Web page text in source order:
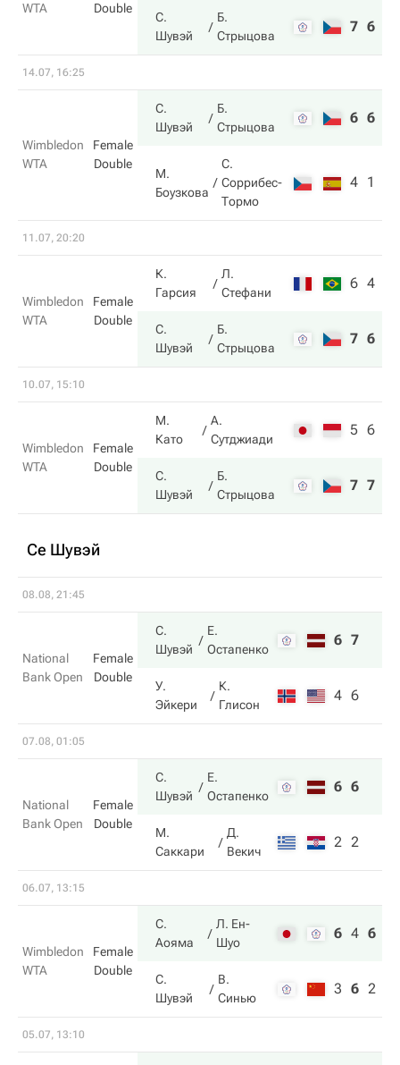
WTA
Double
С.
Шувэй
Б.
Стрыцова
7 6
14.07, 16:25
Wimbledon
WTA
Female
Double
С.
Шувэй
Б.
Стрыцова
6 6
М.
Боузкова
С.
Соррибес-
Тормо
4 1
11.07, 20:20
Wimbledon
WTA
Female
Double
К.
Гарсия
Л.
Стефани
6 4
С.
Шувэй
Б.
Стрыцова
7 6
10.07, 15:10
Wimbledon
WTA
Female
Double
М.
Като
А.
Сутджиади
5 6
С.
Шувэй
Б.
Стрыцова
7 7
Се Шувэй
08.08, 21:45
National
Bank Open
Female
Double
С.
Шувэй
Е.
Остапенко
6 7
У.
Эйкери
К.
Глисон
4 6
07.08, 01:05
National
Bank Open
Female
Double
С.
Шувэй
Е.
Остапенко
6 6
М.
Саккари
Д.
Векич
2 2
06.07, 13:15
Wimbledon
WTA
Female
Double
С.
Аояма
Л. Ен-
Шуо
6 4 6
С.
Шувэй
В.
Синью
3 6 2
05.07, 13:10